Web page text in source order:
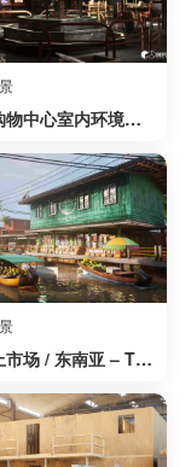
物中心室内环境
Old Shop
Interior Environ
Abandon
)
市场 / 东南亚 – Th